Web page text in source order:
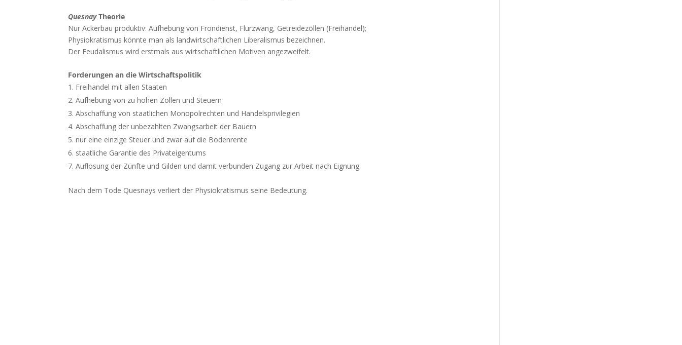
Quesnay Theorie
Nur Ackerbau produktiv: Aufhebung von Frondienst, Flurzwang, Getreidezöllen (Freihandel);
Physiokratismus könnte man als landwirtschaftlichen Liberalismus bezeichnen.
Der Feudalismus wird erstmals aus wirtschaftlichen Motiven angezweifelt.
Forderungen an die Wirtschaftspolitik
Freihandel mit allen Staaten
Aufhebung von zu hohen Zöllen und Steuern
Abschaffung von staatlichen Monopolrechten und Handelsprivilegien
Abschaffung der unbezahlten Zwangsarbeit der Bauern
nur eine einzige Steuer und zwar auf die Bodenrente
staatliche Garantie des Privateigentums
Auflösung der Zünfte und Gilden und damit verbunden Zugang zur Arbeit nach Eignung
Nach dem Tode Quesnays verliert der Physiokratismus seine Bedeutung.